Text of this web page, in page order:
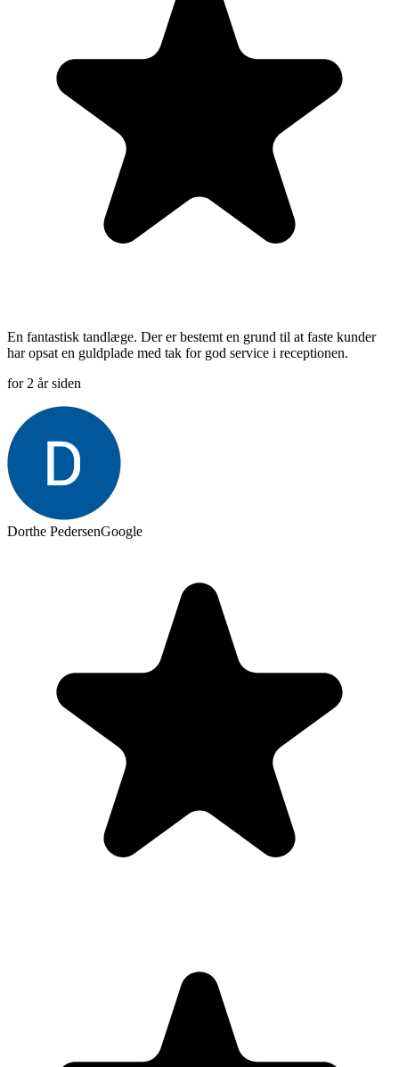
En fantastisk tandlæge. Der er bestemt en grund til at faste kunder
har opsat en guldplade med tak for god service i receptionen.
for 2 år siden
Dorthe PedersenGoogle